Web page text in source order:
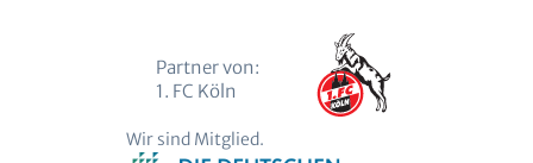
Partner von:
1. FC Köln
Wir sind Mitglied.